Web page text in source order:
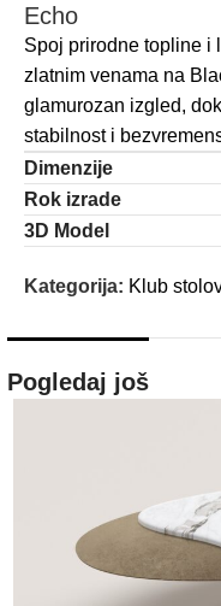
Echo
Spoj prirodne topline i
zlatnim venama na
glamurozan izgled,
stabilnost i
Dimenzije
Rok izrade
3D Model
Kategorija: Klub
Pogledaj još